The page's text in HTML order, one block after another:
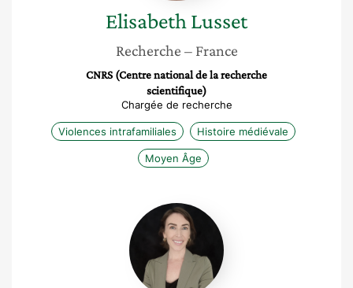
Elisabeth Lusset
Recherche – France
CNRS (Centre national de la recherche
scientifique)
Chargée de recherche
Violences intrafamiliales Histoire médiévale
Moyen Âge
Mélina
Huet